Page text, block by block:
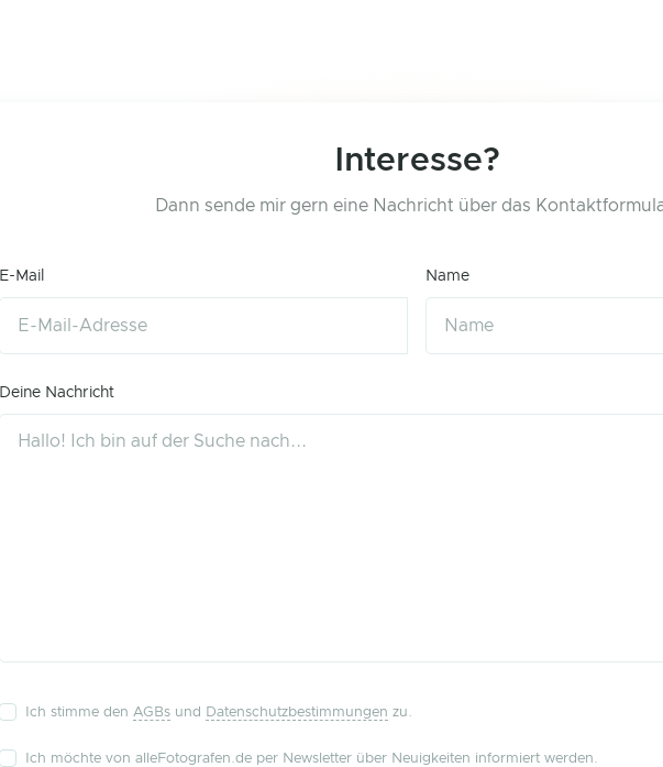
Interesse?
Dann sende mir gern eine Nachricht über das
E-Mail Name
Deine Nachricht
Ich stimme den AGBsund Datenschutzbestimmungen zu.
Ich möchte von alleFotografen.de per Newsletter über Neuigkeiten informiert werden.